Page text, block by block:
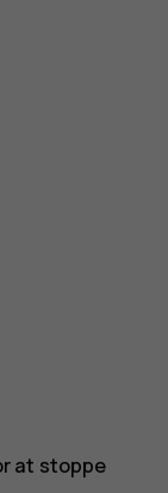
at stoppe